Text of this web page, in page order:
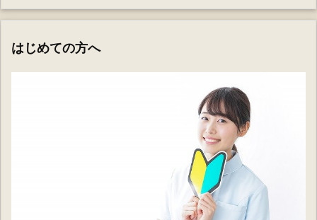
はじめての方へ